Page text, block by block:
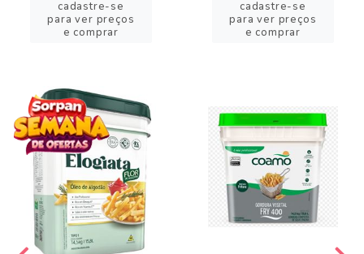
cadastre-se
para ver preços
e comprar
cadastre-se
para ver preços
e comprar